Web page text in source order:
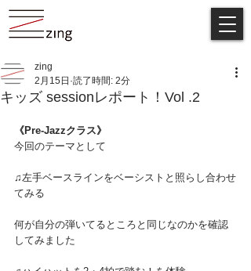
キッズ sessionレポート！Vol .2
zing
2月15日 読了時間: 2分
《Pre-Jazzクラス》
今回のテーマとして
♫左手ベースラインをベーシストと照らし合わせ
てみる
何が自分の弾いてるところと同じなのかを確認
してみました